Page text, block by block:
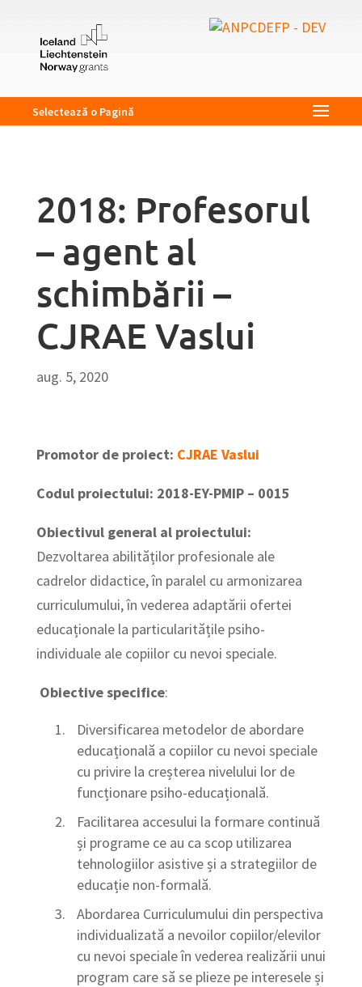
Selectează o Pagină
2018: Profesorul
– agent al
schimbării –
CJRAE Vaslui
aug. 5, 2020
Promotor de proiect: CJRAE Vaslui
Codul proiectului: 2018-EY-PMIP – 0015
Obiectivul general al proiectului:
Dezvoltarea abilităților profesionale ale
cadrelor didactice, în paralel cu armonizarea
curriculumului, în vederea adaptării ofertei
educaționale la particularitățile psiho-
individuale ale copiilor cu nevoi speciale.
Obiective specifice:
Diversificarea metodelor de abordare
educațională a copiilor cu nevoi speciale
cu privire la creșterea nivelului lor de
funcționare psiho-educațională.
Facilitarea accesului la formare continuă
și programe ce au ca scop utilizarea
tehnologiilor asistive și a strategiilor de
educație non-formală.
Abordarea Curriculumului din perspectiva
individualizată a nevoilor copiilor/elevilor
cu nevoi speciale în vederea realizării unui
program care să se plieze pe interesele și